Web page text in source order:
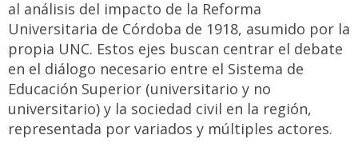
al análisis del impacto de la Reforma
Universitaria de Córdoba de 1918, asumido por la
propia UNC. Estos ejes buscan centrar el debate
en el diálogo necesario entre el Sistema de
Educación Superior (universitario y no
universitario) y la sociedad civil en la región,
representada por variados y múltiples actores.